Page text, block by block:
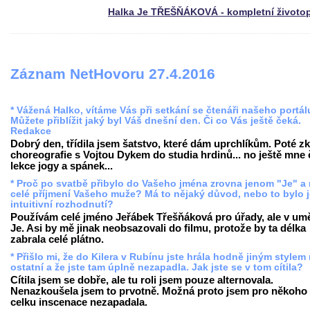
Halka Je TŘEŠŇÁKOVÁ - kompletní
Záznam NetHovoru 27.4.2016
* Vážená Halko, vítáme Vás při setkání se čtenáři našeho
Můžete přiblížit jaký byl Váš dnešní den. Či co Vás ještě čeká.
Redakce
Dobrý den, třídila jsem šatstvo, které dám uprchlíkům. Poté
choreografie s Vojtou Dykem do studia hrdinů... no ještě mne
lekce jogy a spánek...
* Proč po svatbě přibylo do Vašeho jména zrovna jenom "Je" a
celé příjmení Vašeho muže? Má to nějaký důvod, nebo to bylo
intuitivní rozhodnutí?
Používám celé jméno Jeřábek Třešňáková pro úřady, ale v
Je. Asi by mě jinak neobsazovali do filmu, protože by ta délka
zabrala celé plátno.
* Přišlo mi, že do Kilera v Rubínu jste hrála hodně jiným stylem
ostatní a že jste tam úplně nezapadla. Jak jste se v tom cítila?
Cítila jsem se dobře, ale tu roli jsem pouze alternovala.
Nenazkoušela jsem to prvotně. Možná proto jsem pro někoho
celku inscenace nezapadala.